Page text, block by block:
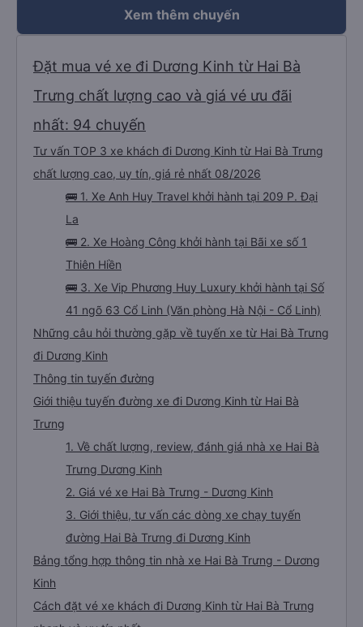
Xem thêm chuyến
Đặt mua vé xe đi Dương Kinh từ Hai Bà
Trưng chất lượng cao và giá vé ưu đãi
nhất: 94 chuyến
Tư vấn TOP 3 xe khách đi Dương Kinh từ Hai Bà Trưng
chất lượng cao, uy tín, giá rẻ nhất 08/2026
🚌 1. Xe Anh Huy Travel khởi hành tại 209 P. Đại
La
🚌 2. Xe Hoàng Công khởi hành tại Bãi xe số 1
Thiên Hiền
🚌 3. Xe Vip Phương Huy Luxury khởi hành tại Số
41 ngõ 63 Cổ Linh (Văn phòng Hà Nội - Cổ Linh)
Những câu hỏi thường gặp về tuyến xe từ Hai Bà Trưng
đi Dương Kinh
Thông tin tuyến đường
Giới thiệu tuyến đường xe đi Dương Kinh từ Hai Bà
Trưng
1. Về chất lượng, review, đánh giá nhà xe Hai Bà
Trưng Dương Kinh
2. Giá vé xe Hai Bà Trưng - Dương Kinh
3. Giới thiệu, tư vấn các dòng xe chạy tuyến
đường Hai Bà Trưng đi Dương Kinh
Bảng tổng hợp thông tin nhà xe Hai Bà Trưng - Dương
Kinh
Cách đặt vé xe khách đi Dương Kinh từ Hai Bà Trưng